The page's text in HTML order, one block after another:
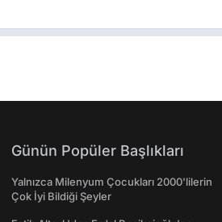
Günün Popüler Başlıkları
Yalnızca Milenyum Çocukları 2000'lilerin
Çok İyi Bildiği Şeyler